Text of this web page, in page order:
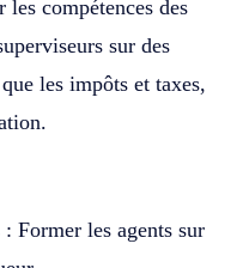
compétences des
sur des
les impôts et taxes,
Former les agents sur